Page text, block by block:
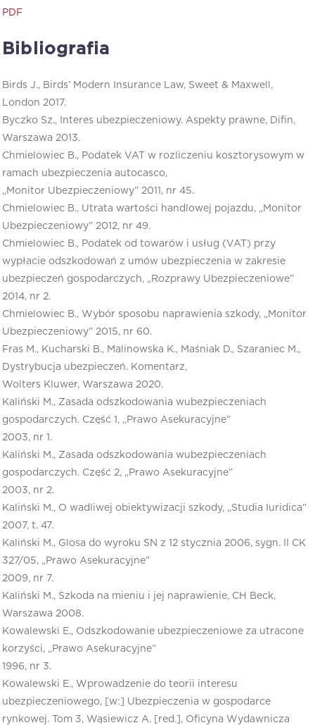
PDF
Bibliografia
Birds J., Birds’ Modern Insurance Law, Sweet & Maxwell,
London 2017.
Byczko Sz., Interes ubezpieczeniowy. Aspekty prawne, Difin,
Warszawa 2013.
Chmielowiec B., Podatek VAT w rozliczeniu kosztorysowym w
ramach ubezpieczenia autocasco,
„Monitor Ubezpieczeniowy” 2011, nr 45.
Chmielowiec B., Utrata wartości handlowej pojazdu, „Monitor
Ubezpieczeniowy” 2012, nr 49.
Chmielowiec B., Podatek od towarów i usług (VAT) przy
wypłacie odszkodowań z umów ubezpieczenia w zakresie
ubezpieczeń gospodarczych, „Rozprawy Ubezpieczeniowe”
2014, nr 2.
Chmielowiec B., Wybór sposobu naprawienia szkody, „Monitor
Ubezpieczeniowy” 2015, nr 60.
Fras M., Kucharski B., Malinowska K., Maśniak D., Szaraniec M.,
Dystrybucja ubezpieczeń. Komentarz,
Wolters Kluwer, Warszawa 2020.
Kaliński M., Zasada odszkodowania wubezpieczeniach
gospodarczych. Część 1, „Prawo Asekuracyjne”
2003, nr 1.
Kaliński M., Zasada odszkodowania wubezpieczeniach
gospodarczych. Część 2, „Prawo Asekuracyjne”
2003, nr 2.
Kaliński M., O wadliwej obiektywizacji szkody, „Studia Iuridica”
2007, t. 47.
Kaliński M., Glosa do wyroku SN z 12 stycznia 2006, sygn. II CK
327/05, „Prawo Asekuracyjne”
2009, nr 7.
Kaliński M., Szkoda na mieniu i jej naprawienie, CH Beck,
Warszawa 2008.
Kowalewski E., Odszkodowanie ubezpieczeniowe za utracone
korzyści, „Prawo Asekuracyjne”
1996, nr 3.
Kowalewski E., Wprowadzenie do teorii interesu
ubezpieczeniowego, [w:] Ubezpieczenia w gospodarce
rynkowej. Tom 3, Wąsiewicz A. [red.], Oficyna Wydawnicza